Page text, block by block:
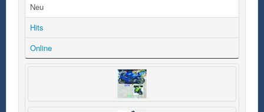
Neu
Hits
Online